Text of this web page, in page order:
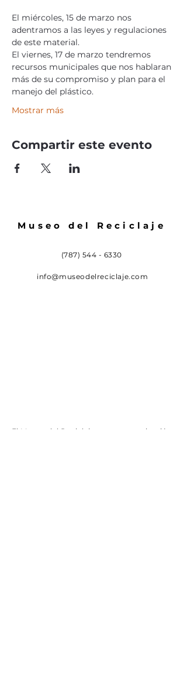
El miércoles, 15 de marzo nos
adentramos a las leyes y regulaciones
de este material.
El viernes, 17 de marzo tendremos
recursos municipales que nos hablaran
más de su compromiso y plan para el
manejo del plástico.
Mostrar más
Compartir este evento
Museo del Reciclaje
(787) 544 - 6330
info@museodelreciclaje.com
El Museo del Reciclaje es una organización